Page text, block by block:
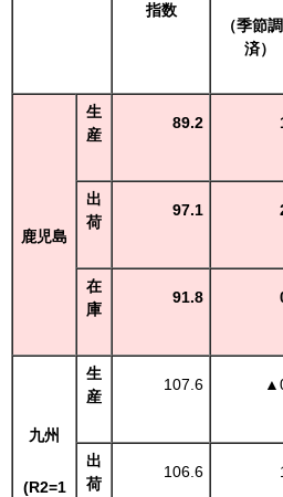
指数
（季節
済）
鹿児島
生
産
89.2
出
荷
97.1
在
庫
91.8
九州
(R2=1
生
産
107.6 ▲
出
荷
106.6